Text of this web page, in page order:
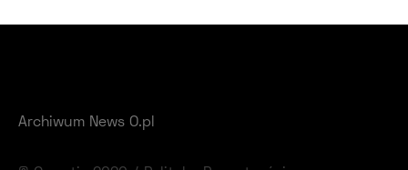
Archiwum News O.pl